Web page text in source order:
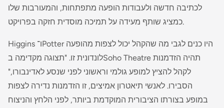
לכתיבה חדשה ולעבודות הופעה מתפתחות, והמעורבות שלו
כמציג שותף מעידה על תמיכה מוסדית חזקה בפרויקט.
Higgins ו־Potter היו כנים לגבי מה שהקהל יכול לצפות מהופעה
לונדונית זו. "תצוגה מקדימה ב­Soho Theatre תהיה הזדמנות
לקהל להציץ למופע גולמי וראשוני לפני שנסע לאדינבורו,"
הסבירו. לאנשי תיאטרון אמיצים, זו הזדמנות נדירה לצפות
במופע בצורתו הציבורית המוקדמת ביותר, לפני הלחץ והניצוח